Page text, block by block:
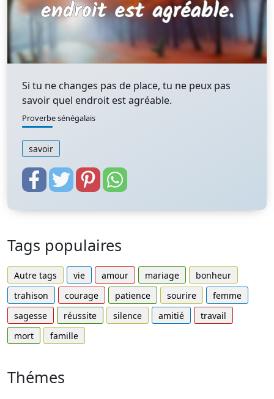
Si tu ne changes pas de place, tu ne peux pas
savoir quel endroit est agréable.
Proverbe sénégalais
savoir
Tags populaires
Autre tags vie amour mariage
bonheur
trahison
courage patience sourire
femme
sagesse
réussite silence amitié
travail
mort
famille
Thémes